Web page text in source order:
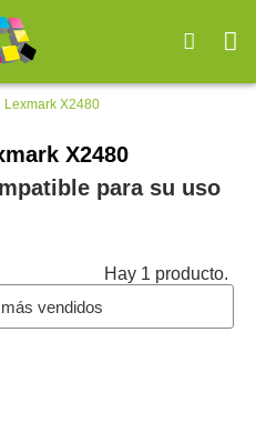
Lexmark X2480
X2480
para su uso
Hay 1 producto.